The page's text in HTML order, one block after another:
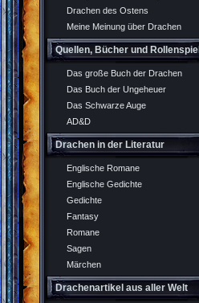
Drachen des Ostens
Meine Meinung über Drachen
Quellen, Bücher und Rollenspiel
Das große Buch der Drachen
Das Buch der Ungeheuer
Das Schwarze Auge
AD&D
Drachen in der Literatur
Englische Romane
Englische Gedichte
Gedichte
Fantasy
Romane
Sagen
Märchen
Drachenartikel aus aller Welt